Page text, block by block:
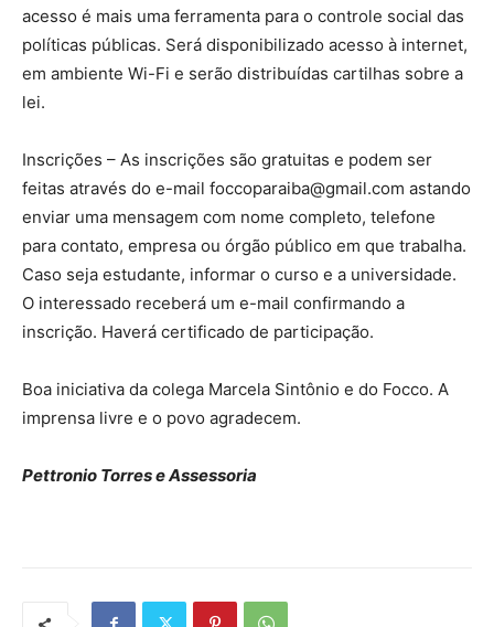
acesso é mais uma ferramenta para o controle social das
políticas públicas. Será disponibilizado acesso à internet,
em ambiente Wi-Fi e serão distribuídas cartilhas sobre a
lei.
Inscrições – As inscrições são gratuitas e podem ser
feitas através do e-mail foccoparaiba@gmail.com astando
enviar uma mensagem com nome completo, telefone
para contato, empresa ou órgão público em que trabalha.
Caso seja estudante, informar o curso e a universidade.
O interessado receberá um e-mail confirmando a
inscrição. Haverá certificado de participação.
Boa iniciativa da colega Marcela Sintônio e do Focco. A
imprensa livre e o povo agradecem.
Pettronio Torres e Assessoria